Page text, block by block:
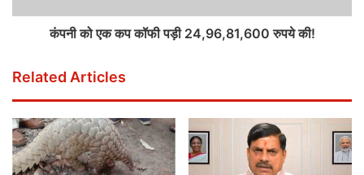
कंपनी को एक कप कॉफी पड़ी 24,96,81,600 रुपये की!
Related Articles